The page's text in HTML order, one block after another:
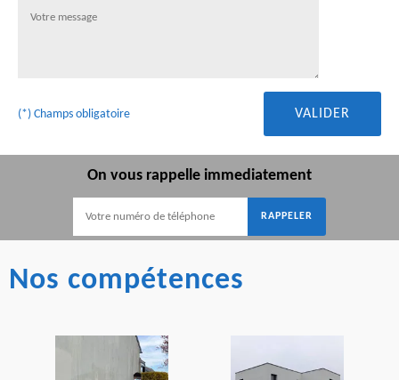
(*) Champs obligatoire
On vous rappelle immediatement
Nos compétences